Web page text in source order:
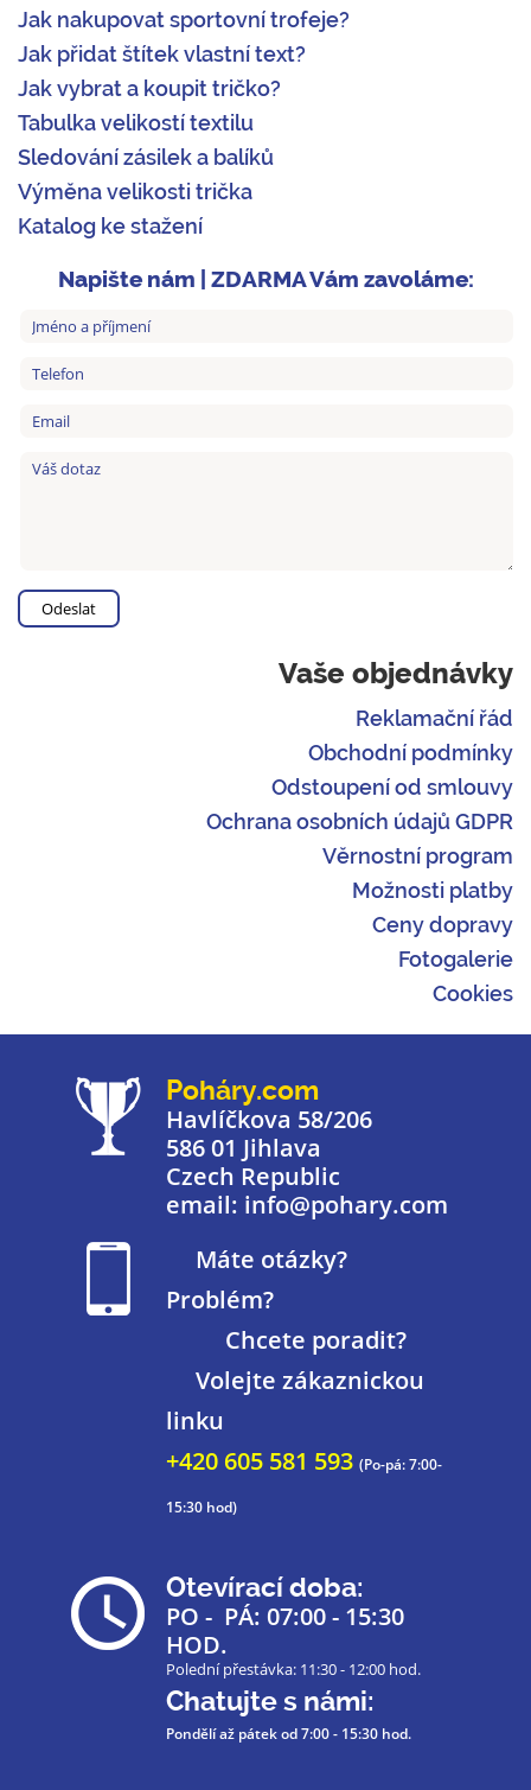
Jak nakupovat sportovní trofeje?
Jak přidat štítek vlastní text?
Jak vybrat a koupit tričko?
Tabulka velikostí textilu
Sledování zásilek a balíků
Výměna velikosti trička
Katalog ke stažení
Napište nám | ZDARMA Vám zavoláme:
Vaše objednávky
Reklamační řád
Obchodní podmínky
Odstoupení od smlouvy
Ochrana osobních údajů GDPR
Věrnostní program
Možnosti platby
Ceny dopravy
Fotogalerie
Cookies
Poháry.com
Havlíčkova 58/206
586 01 Jihlava
Czech Republic
email: info@pohary.com
Máte otázky?
Problém?
Chcete poradit?
Volejte zákaznickou
linku
+420 605 581 593 (Po-pá: 7:00-
15:30 hod)
Otevírací doba:
PO - PÁ: 07:00 - 15:30
HOD.
Polední přestávka: 11:30 - 12:00 hod.
Chatujte s námi:
Pondělí až pátekod 7:00 - 15:30 hod.